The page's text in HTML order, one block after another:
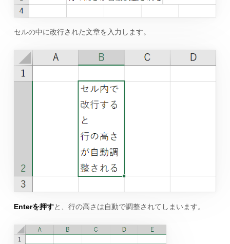
セルの中に改行された文章を入力します。
Enterを押すと、行の高さは自動で調整されてしまいます。